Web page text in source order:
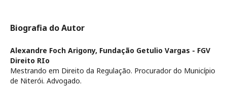
Biografia do Autor
Alexandre Foch Arigony, Fundação Getulio Vargas - FGV
Direito RIo
Mestrando em Direito da Regulação. Procurador do Município
de Niterói. Advogado.